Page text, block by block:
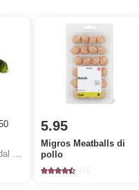
5.95
Migros Meatballs di
pollo